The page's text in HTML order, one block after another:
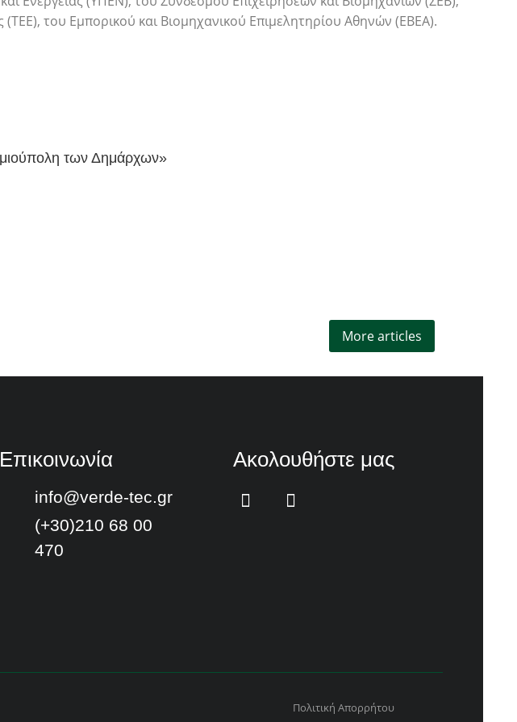
του Εμπορικού και Βιομηχανικού Επιμελητηρίου Αθηνών (ΕΒΕΑ).
των Δημάρχων»
More articles
Επικοινωνία
info@verde-tec.gr
(+30)210 68 00
470
Ακολουθήστε μας
Πολιτική Απορρήτου